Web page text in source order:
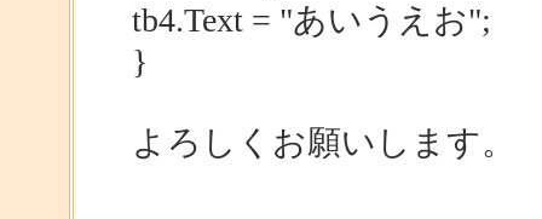
tb4.Text = "あいうえお";
}
よろしくお願いします。